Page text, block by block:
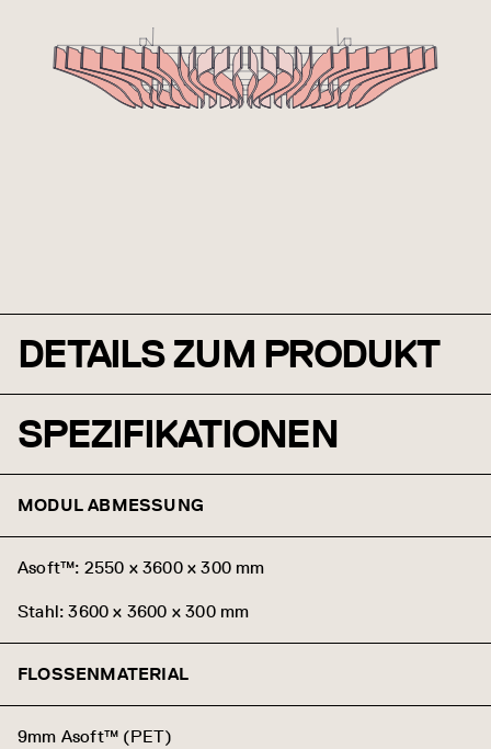
DETAILS ZUM PRODUKT
SPEZIFIKATIONEN
MODUL ABMESSUNG
Asoft™: 2550 x 3600 x 300 mm
Stahl: 3600 x 3600 x 300 mm
FLOSSENMATERIAL
9mm Asoft™ (PET)